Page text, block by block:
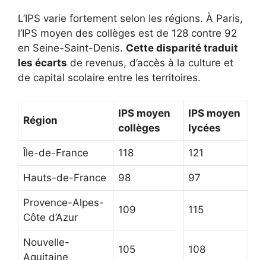
L’IPS varie fortement selon les régions. À Paris,
l’IPS moyen des collèges est de 128 contre 92
en Seine-Saint-Denis. Cette disparité traduit
les écarts de revenus, d’accès à la culture et
de capital scolaire entre les territoires.
Région
IPS moyen
collèges
IPS moyen
lycées
Île-de-France 118 121
Hauts-de-France 98 97
Provence-Alpes-
Côte d’Azur
109 115
Nouvelle-
Aquitaine
105 108